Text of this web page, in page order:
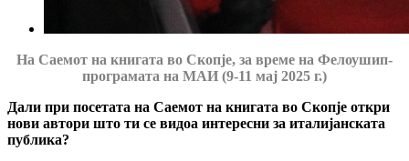
На Саемот на книгата во Скопје, за време на Фелоушип-
програмата на МАИ (9-11 мај 2025 г.)
Дали при посетата на Саемот на книгата во Скопје откри
нови автори што ти се видоа интересни за италијанската
публика?